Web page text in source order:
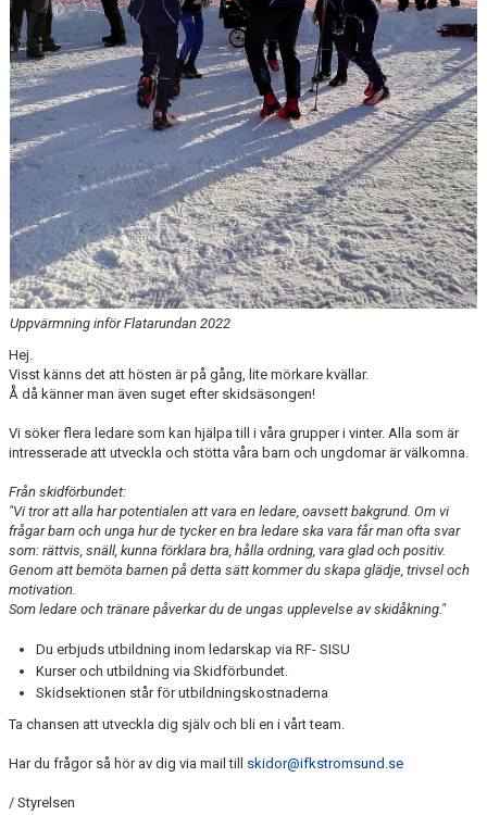
Uppvärmning inför Flatarundan 2022
Hej.
Visst känns det att hösten är på gång, lite mörkare kvällar.
Å då känner man även suget efter skidsäsongen!
Vi söker flera ledare som kan hjälpa till i våra grupper i vinter. Alla som är
intresserade att utveckla och stötta våra barn och ungdomar är välkomna.
Från skidförbundet:
"Vi tror att alla har potentialen att vara en ledare, oavsett bakgrund. Om vi
frågar barn och unga hur de tycker en bra ledare ska vara får man ofta svar
som: rättvis, snäll, kunna förklara bra, hålla ordning, vara glad och positiv.
Genom att bemöta barnen på detta sätt kommer du skapa glädje, trivsel och
motivation.
Som ledare och tränare påverkar du de ungas upplevelse av skidåkning."
Du erbjuds utbildning inom ledarskap via RF- SISU
Kurser och utbildning via Skidförbundet.
Skidsektionen står för utbildningskostnaderna
Ta chansen att utveckla dig själv och bli en i vårt team.
Har du frågor så hör av dig via mail till skidor@ifkstromsund.se
/ Styrelsen